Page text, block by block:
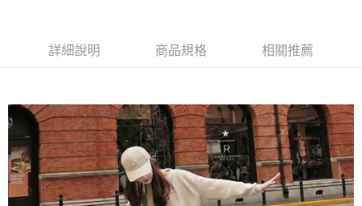
AFTEE先享後付是「在收到商品之後才付款」的支付方式。 讓您購物簡單
３．安心：先確認商品／服務後，再付款。
【「AFTEE先享後付」結帳流程】
１．於結帳方式選擇「AFTEE先享後付」後，將跳轉至「AFTEE先享後付」
結帳頁面，進行簡訊認證並確認金額後，即可完成結帳。
２．訂單成立數日內，您將收到繳費通知簡訊。
３．收到繳費通知簡訊後14天內，點擊此簡訊中的連結，可透過四大超商／
ATM付款
全家取貨付款
每筆NT$60，滿NT$800(含以上)免運費
付款後全家取貨
每筆NT$60，滿NT$800(含以上)免運費
詳細說明 商品規格 相關推薦